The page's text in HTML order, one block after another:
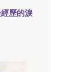
歷的淚